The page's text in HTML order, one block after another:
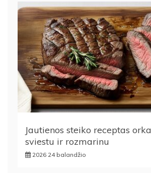
Jautienos steiko receptas
sviestu ir rozmarinu
2026 24 balandžio